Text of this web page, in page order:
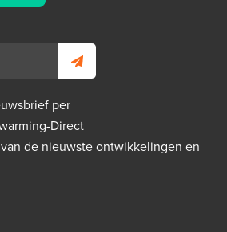
per
Direct
de nieuwste ontwikkelingen en